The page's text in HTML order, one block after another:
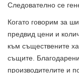
Следователно се
Когато говорим за
предвид цени и
към съществените
същите.
производителите и